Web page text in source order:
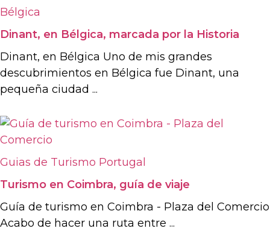
Bélgica
Dinant, en Bélgica, marcada por la Historia
Dinant, en Bélgica Uno de mis grandes
descubrimientos en Bélgica fue Dinant, una
pequeña ciudad ...
Guias de Turismo Portugal
Turismo en Coimbra, guía de viaje
Guía de turismo en Coimbra - Plaza del Comercio
Acabo de hacer una ruta entre ...